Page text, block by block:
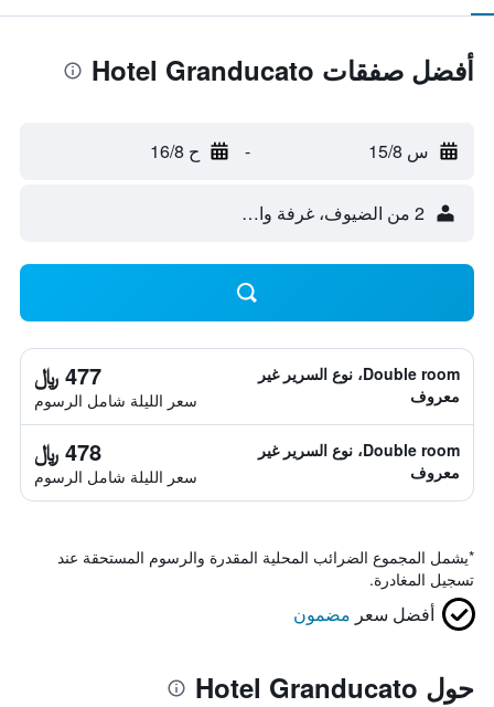
أفضل صفقات Hotel Granducato
س 15/8 - ح 16/8
2 من الضيوف، غرفة واحدة
Double room، نوع السرير غير
معروف
477 ﷼
سعر الليلة شامل الرسوم
Double room، نوع السرير غير
معروف
478 ﷼
سعر الليلة شامل الرسوم
*يشمل المجموع الضرائب المحلية المقدرة والرسوم المستحقة عند
تسجيل المغادرة.
أفضل سعر مضمون
حول Hotel Granducato